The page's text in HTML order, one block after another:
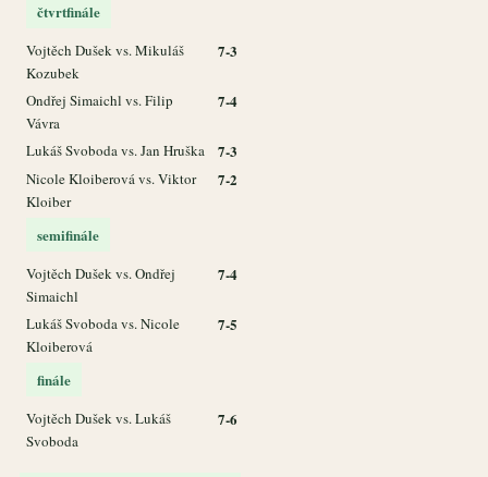
čtvrtfinále
Vojtěch Dušek vs. Mikuláš
Kozubek
7-3
Ondřej Simaichl vs. Filip
Vávra
7-4
Lukáš Svoboda vs. Jan Hruška 7-3
Nicole Kloiberová vs. Viktor
Kloiber
7-2
semifinále
Vojtěch Dušek vs. Ondřej
Simaichl
7-4
Lukáš Svoboda vs. Nicole
Kloiberová
7-5
finále
Vojtěch Dušek vs. Lukáš
Svoboda
7-6